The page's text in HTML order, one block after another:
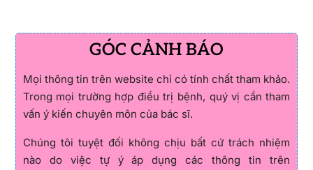
GÓC CẢNH BÁO
Mọi thông tin trên website chỉ có tính chất tham khảo.
Trong mọi trường hợp điều trị bệnh, quý vị cần tham
vấn ý kiến chuyên môn của bác sĩ.
Chúng tôi tuyệt đối không chịu bất cứ trách nhiệm
nào do việc tự ý áp dụng các thông tin trên